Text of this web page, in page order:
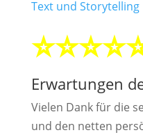
Text und Storytelling
Erwartungen
Vielen Dank für die
und den netten